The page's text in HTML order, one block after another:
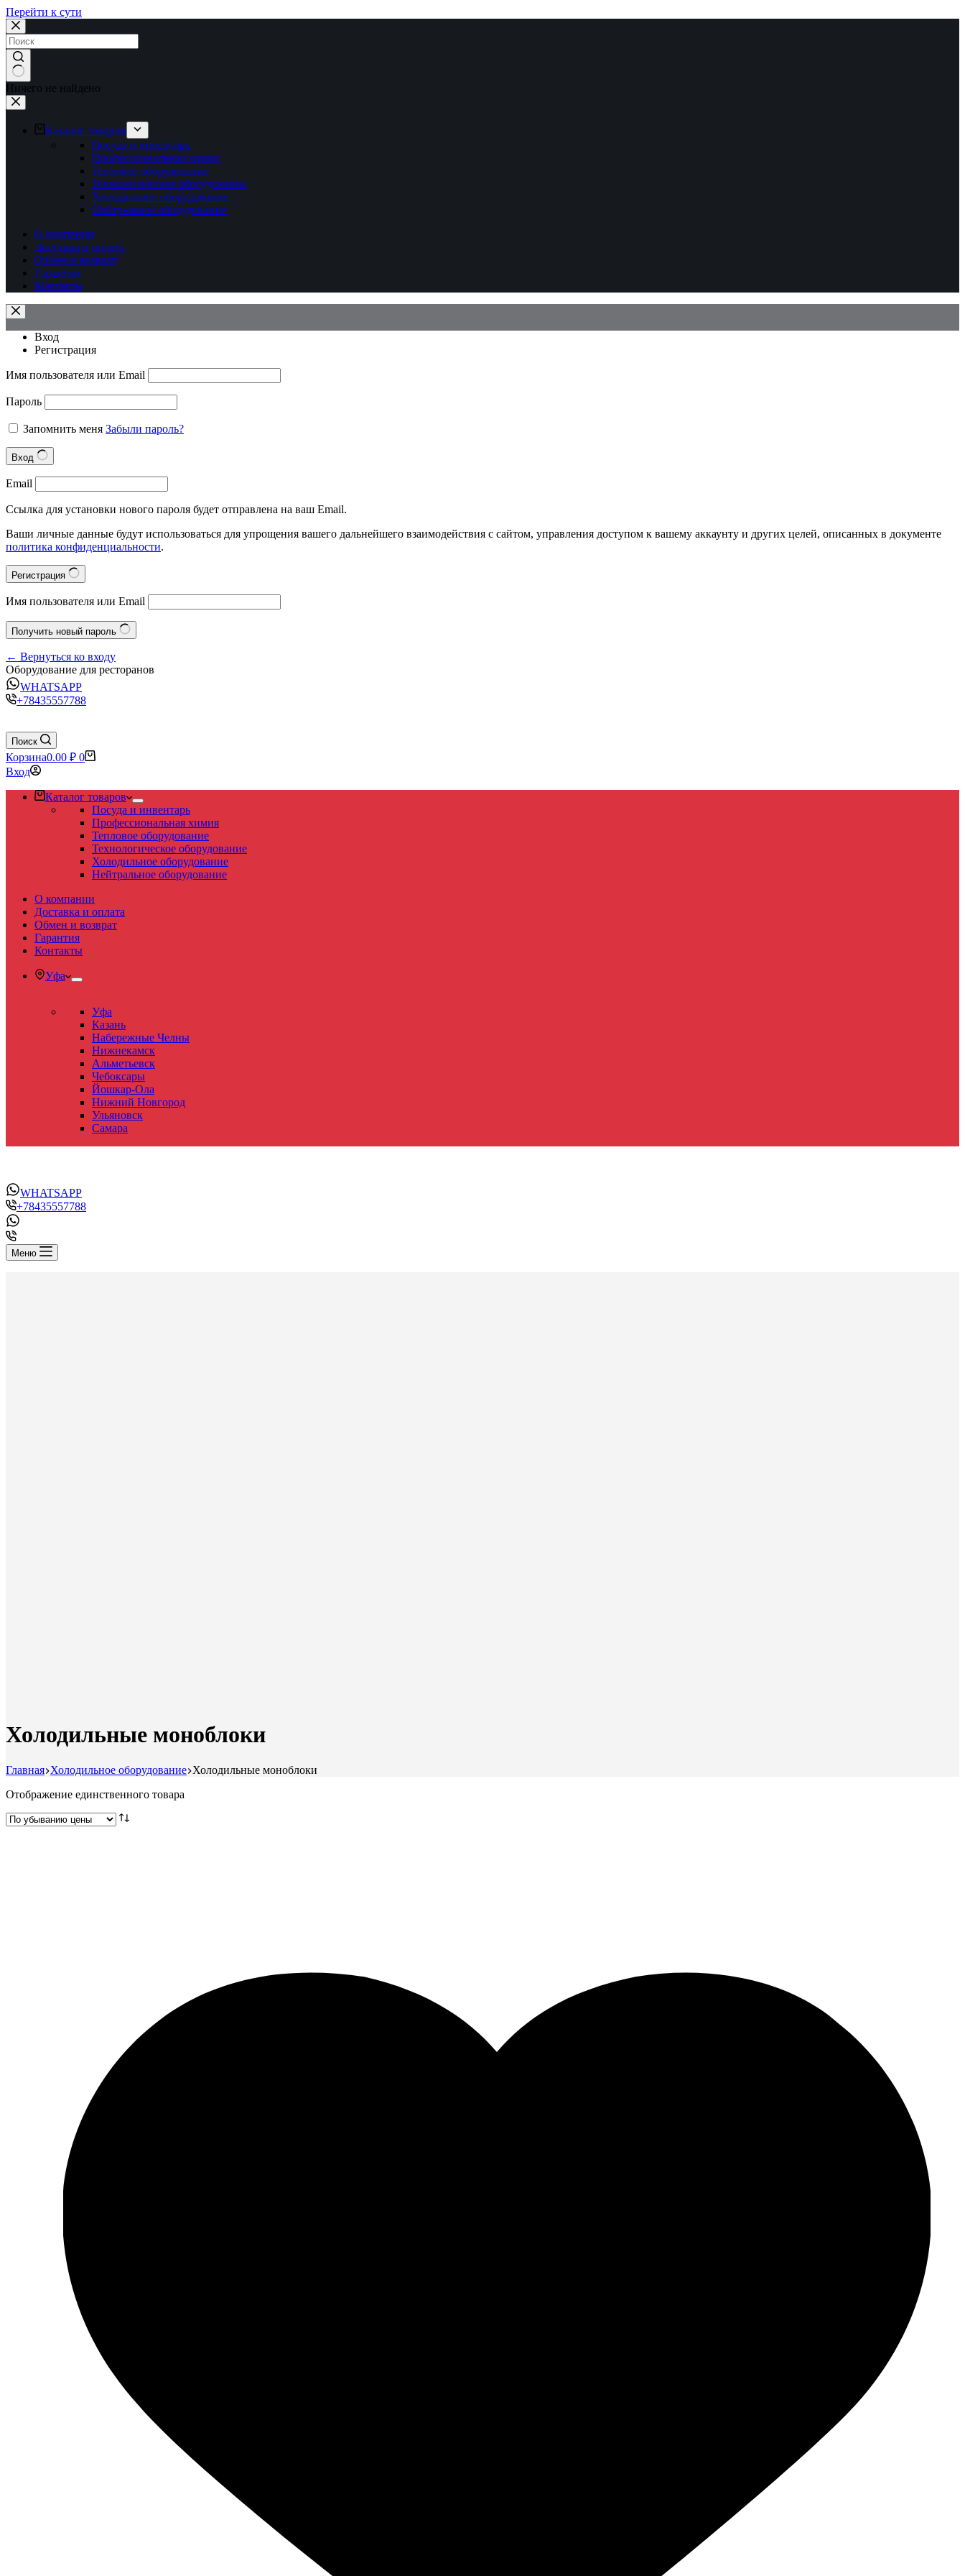
Перейти к сути
Ничего не найдено
Каталог товаров
Посуда и инвентарь
Профессиональная химия
Тепловое оборудование
Технологическое оборудование
Холодильное оборудование
Нейтральное оборудование
О компании
Доставка и оплата
Обмен и возврат
Гарантия
Контакты
Вход
Регистрация
Имя пользователя или Email
Пароль
Запомнить меня Забыли пароль?
Вход
Email
Ссылка для установки нового пароля будет отправлена на ваш Email.
Ваши личные данные будут использоваться для упрощения вашего дальнейшего взаимодействия с сайтом, управления доступом к вашему аккаунту и других целей, описанных в документе
политика конфиденциальности.
Регистрация
Имя пользователя или Email
Получить новый пароль
← Вернуться ко входу
Оборудование для ресторанов
WHATSAPP
+78435557788
Поиск
Корзина0.00 ₽ 0
Вход
Каталог товаров
Посуда и инвентарь
Профессиональная химия
Тепловое оборудование
Технологическое оборудование
Холодильное оборудование
Нейтральное оборудование
О компании
Доставка и оплата
Обмен и возврат
Гарантия
Контакты
Уфа
Уфа
Казань
Набережные Челны
Нижнекамск
Альметьевск
Чебоксары
Йошкар-Ола
Нижний Новгород
Ульяновск
Самара
WHATSAPP
+78435557788
Меню
Холодильные моноблоки
Главная Холодильное оборудование Холодильные моноблоки
Отображение единственного товара